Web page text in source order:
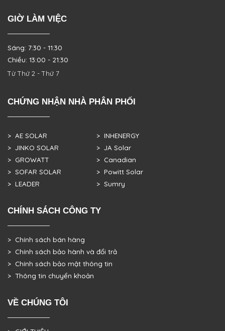
GIỜ LÀM VIỆC
Sáng: 7:30 - 11:30
Chiều: 13:00 - 21:30
Từ Thứ 2 - Thứ 7
CHỨNG NHẬN NHÀ PHÂN PHỐI
> AE SOLAR
> JINKO SOLAR
> GROWATT
> SOFAR SOLAR
> LEADER
> INHENERGY
> JA Solar
> Canadian
> Powitt Solar
> Sumry
CHÍNH SÁCH CÔNG TY
> Chính sách bán hàng
> Chính sách bảo hành và đổi trả
> Chính sách bảo mật thông tin
> Thông tin chuyển khoản
VỀ CHÚNG TÔI